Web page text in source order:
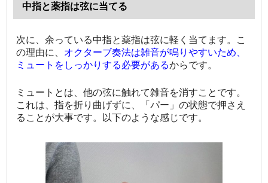
中指と薬指は弦に当てる
次に、余っている中指と薬指は弦に軽く当てます。こ
の理由に、 オクターブ奏法は雑音が鳴りやすいため、
ミュートをしっかりする必要があるからです。
ミュートとは、他の弦に触れて雑音を消すことです。
これは、指を折り曲げずに、「パー」の状態で押さえ
ることが大事です。以下のような感じです。